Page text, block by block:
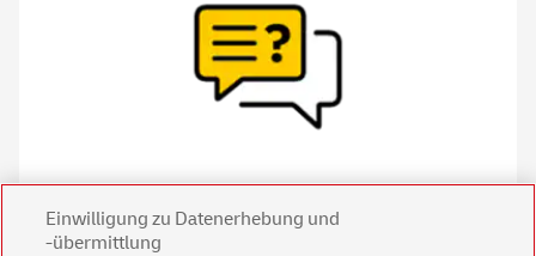
LB Fragen und Antworten
Einwilligung zu Datenerhebung und
-übermittlung